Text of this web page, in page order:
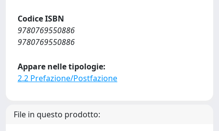
Codice ISBN
9780769550886
9780769550886
Appare nelle tipologie:
2.2 Prefazione/Postfazione
File in questo prodotto: